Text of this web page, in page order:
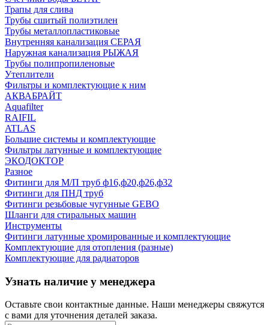
Трапы для слива
Трубы сшитый полиэтилен
Трубы металлопластиковые
Внутренняя канализация СЕРАЯ
Наружная канализация РЫЖАЯ
Трубы полипропиленовые
Утеплители
Фильтры и комплектующие к ним
АКВАБРАЙТ
Aquafilter
RAIFIL
ATLAS
Большие системы и комплектующие
Фильтры латунные и комплектующие
ЭКОДОКТОР
Разное
Фитинги для М/П труб ф16,ф20,ф26,ф32
Фитинги для ПНД труб
Фитинги резьбовые чугунные GEBO
Шланги для стиральных машин
Инструменты
Фитинги латунные хромированные и комплектующие
Комплектующие для отопления (разные)
Комплектующие для радиаторов
Узнать наличие у менеджера
Оставьте свои контактные данные. Наши менеджеры свяжутся
с вами для уточнения деталей заказа.